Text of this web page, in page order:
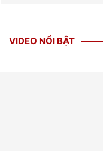
VIDEO NỔI BẬT